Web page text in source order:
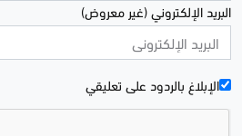
البريد الإلكتروني (غير معروض)
الإبلاغ بالردود علی تعليقي